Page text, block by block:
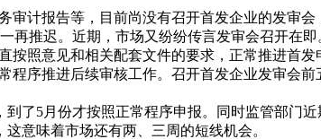
报告等，目前尚没有召开首发企业的发审会
推迟。近期，市场又纷纷传言发审会召开在即
照意见和相关配套文件的要求，正常推进首发
序推进后续审核工作。召开首发企业发审会前
5月份才按照正常程序申报。同时监管部门
意味着市场还有两、三周的短线机会。